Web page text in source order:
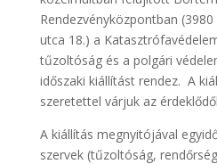
Rendezvényközpontban
utca 18.) a
tűzoltóság és a polgári
időszaki kiállítást rendez. A
szeretettel várjuk az
A kiállítás megnyitójával
szervek (tűzoltóság,